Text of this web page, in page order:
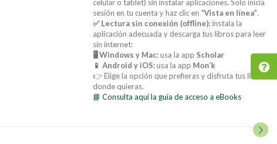
celular o tablet) sin instalar aplicaciones. Solo inicia
sesión en tu cuenta y haz clic en “Vista en línea”.
✅ Lectura sin conexión (offline):instala la
aplicación adecuada y descarga tus libros para leer
sin internet:
🖥️ Windows y Mac:usa la app Scholar
📱 Android y iOS:usa la app Mon’k
👉 Elige la opción que prefieras y disfruta tus libros
donde quieras.
📘 Consulta aquí la guía de acceso a eBooks